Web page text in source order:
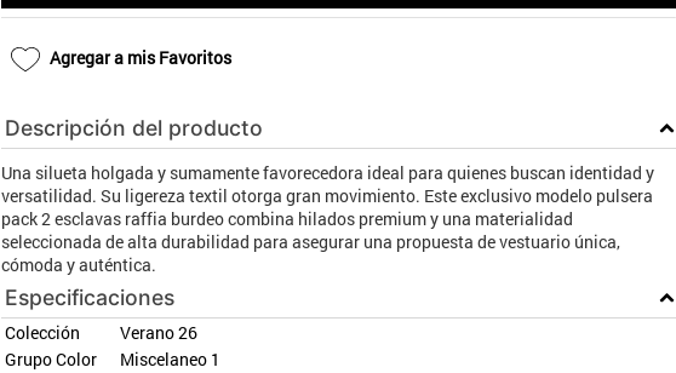
Agregar a mis Favoritos
Descripción del producto
Una silueta holgada y sumamente favorecedora ideal para quienes buscan identidad y
versatilidad. Su ligereza textil otorga gran movimiento. Este exclusivo modelo pulsera
pack 2 esclavas raffia burdeo combina hilados premium y una materialidad
seleccionada de alta durabilidad para asegurar una propuesta de vestuario única,
cómoda y auténtica.
Especificaciones
Colección
Verano 26
Grupo Color
Miscelaneo 1